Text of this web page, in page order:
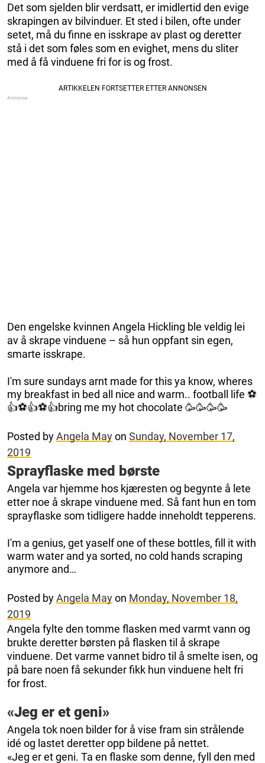
Det som sjelden blir verdsatt, er imidlertid den evige
skrapingen av bilvinduer. Et sted i bilen, ofte under
setet, må du finne en isskrape av plast og deretter
stå i det som føles som en evighet, mens du sliter
med å få vinduene fri for is og frost.
Den engelske kvinnen Angela Hickling ble veldig lei
av å skrape vinduene – så hun oppfant sin egen,
smarte isskrape.
I'm sure sundays arnt made for this ya know, wheres
my breakfast in bed all nice and warm.. football life ⚽️
👍⚽️👍⚽️👍bring me my hot chocolate 🥳🥳🥳🥳
Posted byAngela Mayon Sunday, November 17,
2019
Sprayflaske med børste
Angela var hjemme hos kjæresten og begynte å lete
etter noe å skrape vinduene med. Så fant hun en tom
sprayflaske som tidligere hadde inneholdt tepperens.
I'm a genius, get yaself one of these bottles, fill it with
warm water and ya sorted, no cold hands scraping
anymore and…
Posted byAngela Mayon Monday, November 18,
2019
Angela fylte den tomme flasken med varmt vann og
brukte deretter børsten på flasken til å skrape
vinduene. Det varme vannet bidro til å smelte isen, og
på bare noen få sekunder fikk hun vinduene helt fri
for frost.
«Jeg er et geni»
Angela tok noen bilder for å vise fram sin strålende
idé og lastet deretter opp bildene på nettet.
«Jeg er et geni. Ta en flaske som denne, fyll den med